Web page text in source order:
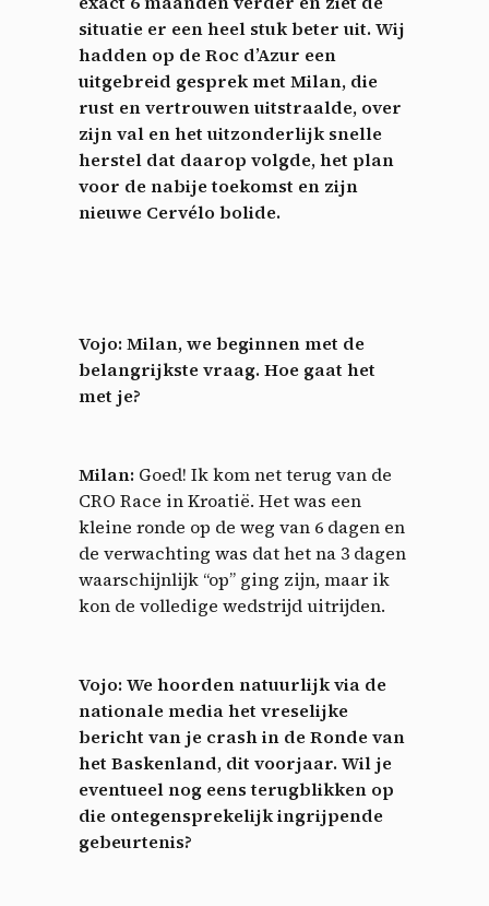
situatie er een heel stuk beter uit. Wij
hadden op de Roc d’Azur een
uitgebreid gesprek met Milan, die
rust en vertrouwen uitstraalde, over
zijn val en het uitzonderlijk snelle
herstel dat daarop volgde, het plan
voor de nabije toekomst en zijn
nieuwe Cervélo bolide.
Vojo: Milan, we beginnen met de
belangrijkste vraag. Hoe gaat het
met je?
Milan: Goed! Ik kom net terug van de
CRO Race in Kroatië. Het was een
kleine ronde op de weg van 6 dagen en
de verwachting was dat het na 3 dagen
waarschijnlijk “op” ging zijn, maar ik
kon de volledige wedstrijd uitrijden.
Vojo: We hoorden natuurlijk via de
nationale media het vreselijke
bericht van je crash in de Ronde van
het Baskenland, dit voorjaar. Wil je
eventueel nog eens terugblikken op
die ontegensprekelijk ingrijpende
gebeurtenis?